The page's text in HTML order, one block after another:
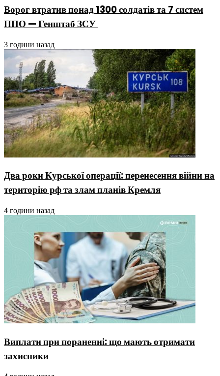
Ворог втратив понад 1300 солдатів та 7 систем
ППО — Генштаб ЗСУ
3 години назад
Два роки Курської операції: перенесення війни на
територію рф та злам планів Кремля
4 години назад
Виплати при пораненні: що мають отримати
захисники